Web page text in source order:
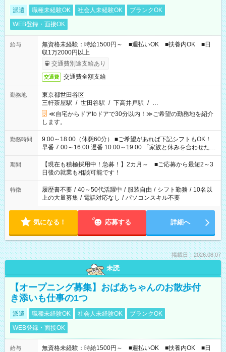
派遣 職種未経験OK 社会人未経験OK
ブランクOK
WEB登録・面接OK
給与
無資格未経験：時給1500円～ ■週払いOK ■扶養内OK ■日
収1万2000円以上
交通費別途支給あり
交通費 交通費全額支給
勤務地
東京都世田谷区
三軒茶屋駅 / 世田谷駅 / 下高井戸駅 / …
≪自宅からドアtoドアで30分以内！≫ご希望の勤務地を紹介
します。
勤務時間
9:00～18:00（休憩60分） ■ご希望があれば下記シフトもOK！
早番 7:00～16:00 遅番 10:00～19:00 「家族と休みを合わせた
い」 「余裕を持って夕飯の準備がしたい」 「できれば残業はし
たくない」 など、ご希望を教えてくださいね。 ※Wワーク希望
の方へ 今ご覧のお仕事で希望する勤務時間と、もう1つのお仕事
の勤務時間。 合計で週40時間を超える場合は応募できません。
期間
【現在も積極採用中！急募！】2カ月～ ■ご応募から最短2～3
日後の就業も相談可能です！
特徴 履歴書不要 / 40～50代活躍中 / 服装自由 / シフト勤務 / 10名以
上の大量募集 / 電話対応なし / パソコンスキル不要
気になる！ 応募する 詳細へ
掲載日：2026.08.07
未読
【オープニング募集】おばあちゃんのお散歩付
き添いも仕事の1つ
派遣 職種未経験OK 社会人未経験OK
ブランクOK
WEB登録・面接OK
給与
無資格未経験：時給1500円～ ■週払いOK ■扶養内OK ■日